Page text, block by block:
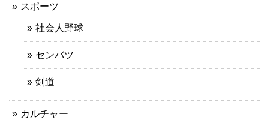
スポーツ
社会人野球
センバツ
剣道
カルチャー